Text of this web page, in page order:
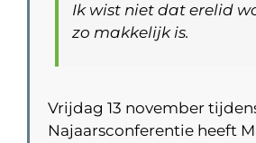
Ik wist niet dat erelid
zo makkelijk is.
Vrijdag 13 november
Najaarsconferentie heeft